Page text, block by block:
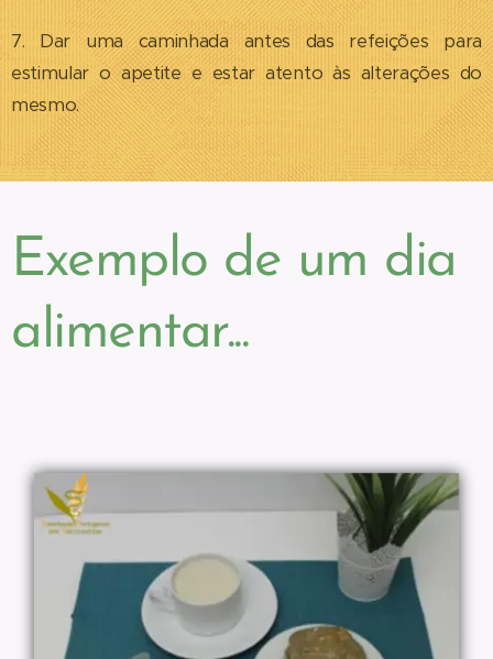
7. Dar uma caminhada antes das refeições para
estimular o apetite e estar atento às alterações do
mesmo.
Exemplo de um dia
alimentar...